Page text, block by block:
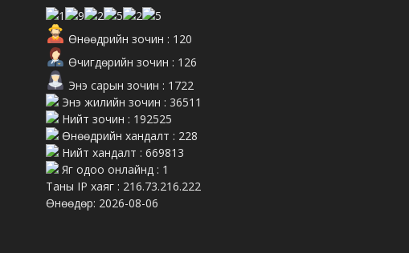
Өнөөдрийн зочин : 120
Өчигдөрийн зочин : 126
Энэ сарын зочин : 1722
Энэ жилийн зочин : 36511
Нийт зочин : 192525
Өнөөдрийн хандалт : 228
Нийт хандалт : 669813
Яг одоо онлайнд : 1
Таны IP хаяг : 216.73.216.222
Өнөөдөр: 2026-08-06